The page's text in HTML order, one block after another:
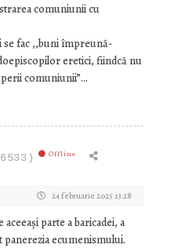
comuniunii cu
se fac ,,buni împreună-
eretici, fiindcă nu
comuniunii”…
Offline
24 februarie 2025 13:28
parte a baricadei, a
panerezia ecumenismului.